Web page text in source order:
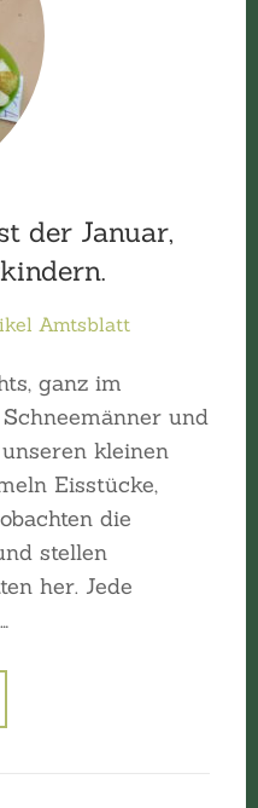
der Januar,
Amtsblatt
ganz im
und
kleinen
Eisstücke,
die
stellen
her. Jede